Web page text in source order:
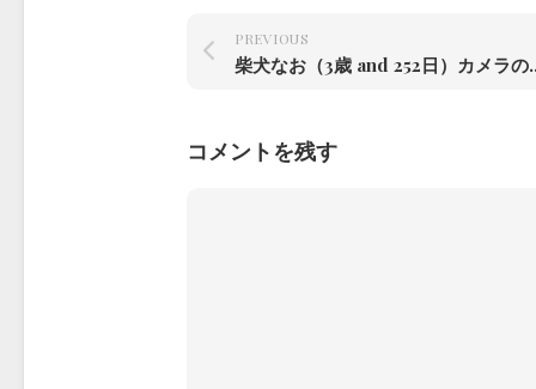
PREVIOUS
柴犬なお（3歳 and 252日
コメントを残す